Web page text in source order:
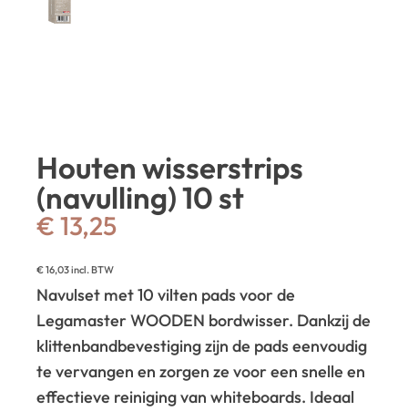
Houten wisserstrips
(navulling) 10 st
€ 13,25
€16,03incl. BTW
Navulset met 10 vilten pads voor de
Legamaster WOODEN bordwisser. Dankzij de
klittenbandbevestiging zijn de pads eenvoudig
te vervangen en zorgen ze voor een snelle en
effectieve reiniging van whiteboards. Ideaal